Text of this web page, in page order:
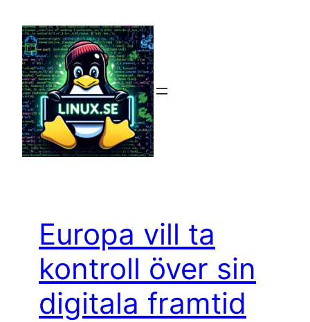
innehåll
Europa vill ta
kontroll över sin
digitala framtid